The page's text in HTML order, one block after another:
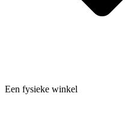
Een fysieke winkel